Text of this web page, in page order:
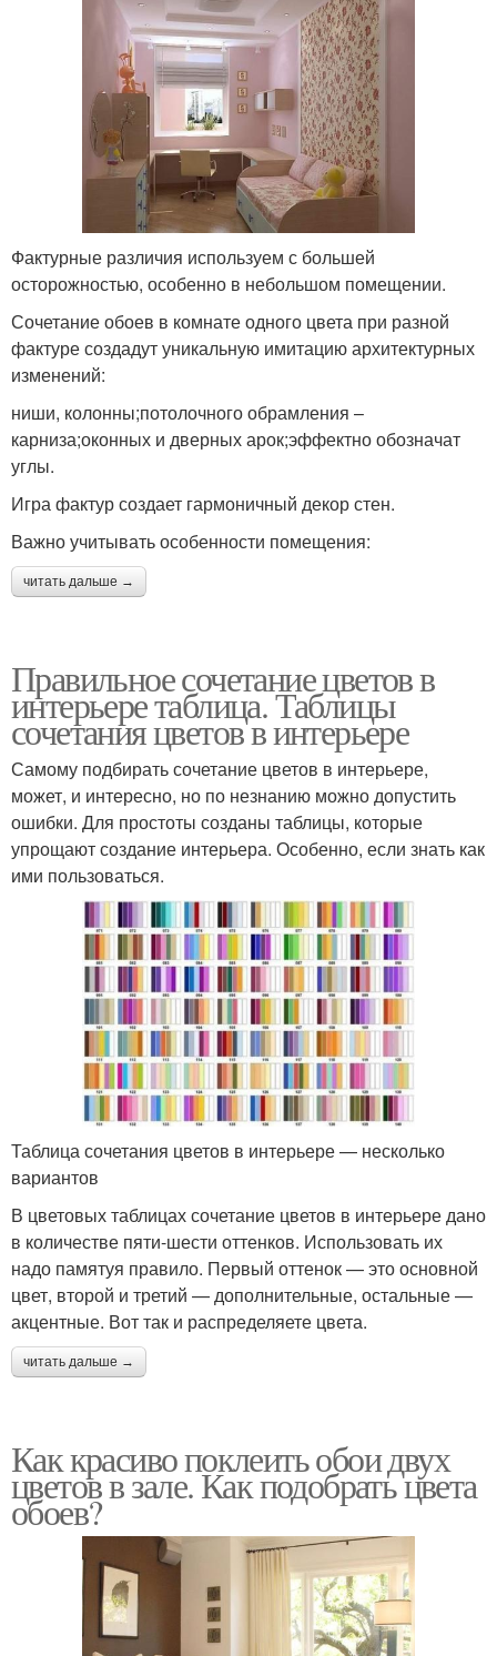
Фактурные различия используем с большей
осторожностью, особенно в небольшом помещении.
Сочетание обоев в комнате одного цвета при разной
фактуре создадут уникальную имитацию архитектурных
изменений:
ниши, колонны;потолочного обрамления –
карниза;оконных и дверных арок;эффектно обозначат
углы.
Игра фактур создает гармоничный декор стен.
Важно учитывать особенности помещения:
читать дальше →
Правильное сочетание цветов в
интерьере таблица. Таблицы
сочетания цветов в интерьере
Самому подбирать сочетание цветов в интерьере,
может, и интересно, но по незнанию можно допустить
ошибки. Для простоты созданы таблицы, которые
упрощают создание интерьера. Особенно, если знать как
ими пользоваться.
Таблица сочетания цветов в интерьере — несколько
вариантов
В цветовых таблицах сочетание цветов в интерьере дано
в количестве пяти-шести оттенков. Использовать их
надо памятуя правило. Первый оттенок — это основной
цвет, второй и третий — дополнительные, остальные —
акцентные. Вот так и распределяете цвета.
читать дальше →
Как красиво поклеить обои двух
цветов в зале. Как подобрать цвета
обоев?